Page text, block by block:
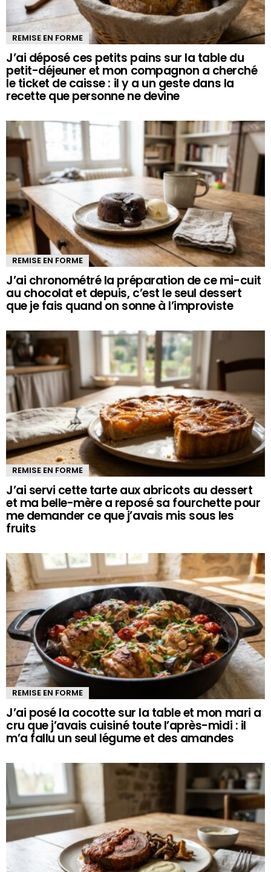
REMISE EN FORME
J’ai déposé ces petits pains sur la table du
petit-déjeuner et mon compagnon a cherché
le ticket de caisse : il y a un geste dans la
recette que personne ne devine
REMISE EN FORME
J’ai chronométré la préparation de ce mi-cuit
au chocolat et depuis, c’est le seul dessert
que je fais quand on sonne à l’improviste
REMISE EN FORME
J’ai servi cette tarte aux abricots au dessert
et ma belle-mère a reposé sa fourchette pour
me demander ce que j’avais mis sous les
fruits
REMISE EN FORME
J’ai posé la cocotte sur la table et mon mari a
cru que j’avais cuisiné toute l’après-midi : il
m’a fallu un seul légume et des amandes